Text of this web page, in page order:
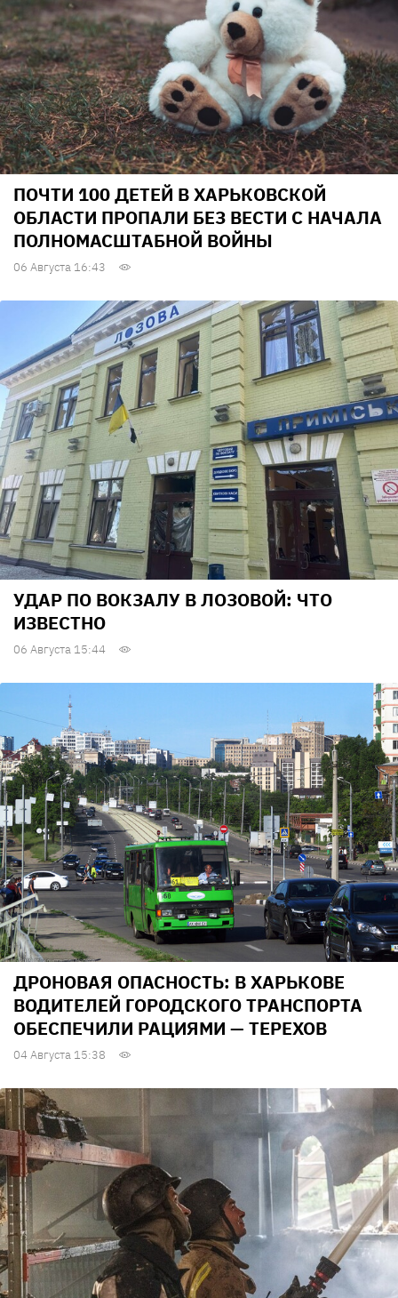
ПОЧТИ 100 ДЕТЕЙ В ХАРЬКОВСКОЙ
ОБЛАСТИ ПРОПАЛИ БЕЗ ВЕСТИ С НАЧАЛА
ПОЛНОМАСШТАБНОЙ ВОЙНЫ
06 Августа 16:43
УДАР ПО ВОКЗАЛУ В ЛОЗОВОЙ: ЧТО
ИЗВЕСТНО
06 Августа 15:44
ДРОНОВАЯ ОПАСНОСТЬ: В ХАРЬКОВЕ
ВОДИТЕЛЕЙ ГОРОДСКОГО ТРАНСПОРТА
ОБЕСПЕЧИЛИ РАЦИЯМИ — ТЕРЕХОВ
04 Августа 15:38